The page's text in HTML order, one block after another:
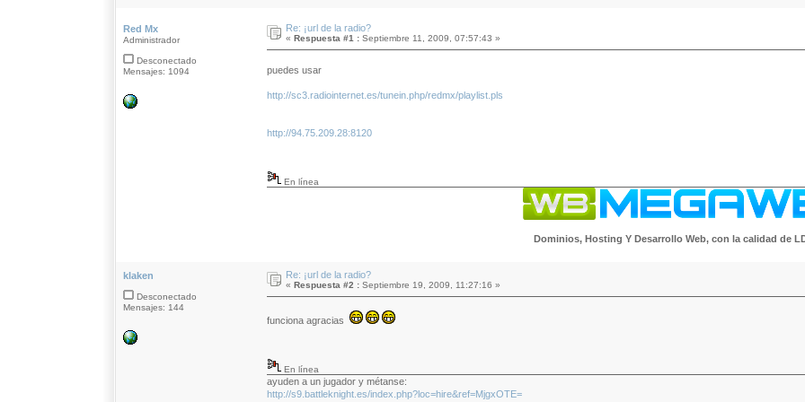
Red Mx
Administrador
Desconectado
Mensajes: 1094
Re: ¡url de la radio?
«Respuesta #1 : Septiembre 11, 2009, 07:57:43 »
puedes usar
http://sc3.radiointernet.es/tunein.php/redmx/playlist.pls
http://94.75.209.28:8120
En línea
Dominios, Hosting Y Desarrollo Web, con la calidad de
klaken
Desconectado
Mensajes: 144
Re: ¡url de la radio?
«Respuesta #2 : Septiembre 19, 2009, 11:27:16 »
funciona agracias
En línea
ayuden a un jugador y métanse:
http://s9.battleknight.es/index.php?loc=hire&ref=MjgxOTE=